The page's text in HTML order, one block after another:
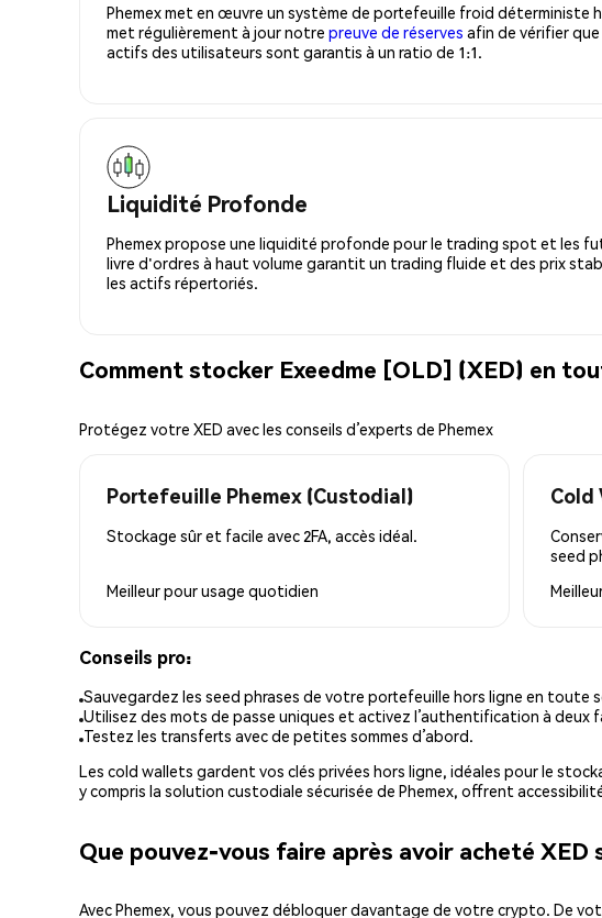
Phemex met en œuvre un système de portefeuille froid déterministe
met régulièrement à jour notre preuve de réserves afin de vérifier
actifs des utilisateurs sont garantis à un ratio de 1:1.
Liquidité Profonde
Phemex propose une liquidité profonde pour le trading spot et les
livre d'ordres à haut volume garantit un trading fluide et des prix
les actifs répertoriés.
Comment stocker Exeedme [OLD] (XED) en
Protégez votre XED avec les conseils d’experts de Phemex
Portefeuille Phemex (Custodial)
Stockage sûr et facile avec 2FA, accès idéal.
Meilleur pourusage quotidien
Cold
seed
Conseils pro:
Sauvegardez les seed phrases de votre portefeuille hors ligne en toute
Utilisez des mots de passe uniques et activez l’authentification à deux
Testez les transferts avec de petites sommes d’abord.
Les cold wallets gardent vos clés privées hors ligne, idéales pour le
y compris la solution custodiale sécurisée de Phemex, offrent
Que pouvez-vous faire après avoir acheté XED
Avec Phemex, vous pouvez débloquer davantage de votre crypto. De